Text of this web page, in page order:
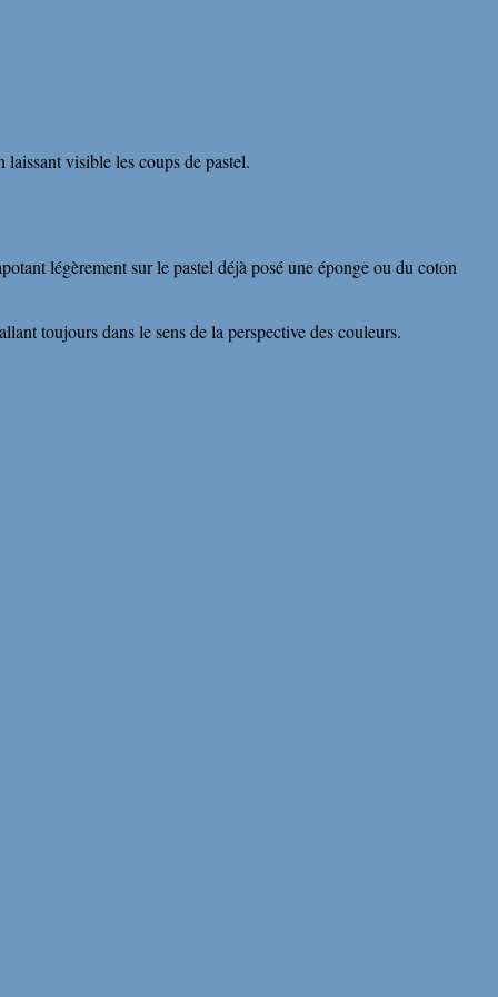
visible les coups de pastel.
légèrement sur le pastel déjà posé une éponge ou du coton
toujours dans le sens de la perspective des couleurs.